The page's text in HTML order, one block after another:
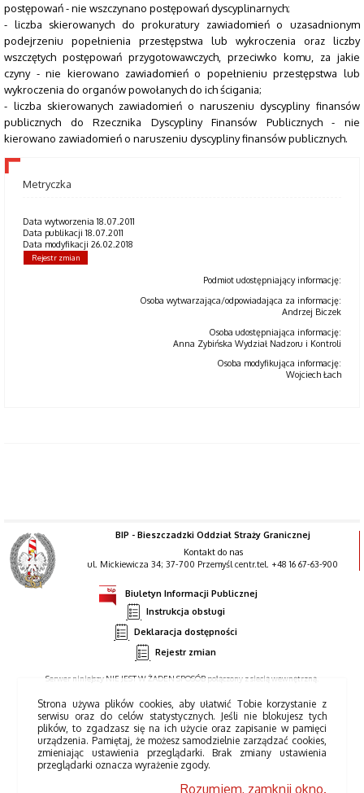
postępowań - nie wszczynano postępowań dyscyplinarnych;
- liczba skierowanych do prokuratury zawiadomień o uzasadnionym
podejrzeniu popełnienia przestępstwa lub wykroczenia oraz liczby
wszczętych postępowań przygotowawczych, przeciwko komu, za jakie
czyny - nie kierowano zawiadomień o popełnieniu przestępstwa lub
wykroczenia do organów powołanych do ich ścigania;
- liczba skierowanych zawiadomień o naruszeniu dyscypliny finansów
publicznych do Rzecznika Dyscypliny Finansów Publicznych - nie
kierowano zawiadomień o naruszeniu dyscypliny finansów publicznych.
Metryczka
Data wytworzenia 18.07.2011
Data publikacji 18.07.2011
Data modyfikacji 26.02.2018
Rejestr zmian
Podmiot udostępniający informację:
Osoba wytwarzająca/odpowiadająca za informację:
Andrzej Biczek
Osoba udostępniająca informację:
Anna Zybińska Wydział Nadzoru i Kontroli
Osoba modyfikująca informację:
Wojciech Łach
BIP - Bieszczadzki Oddział Straży Granicznej
Kontakt do nas
ul. Mickiewicza 34; 37-700 Przemyśl centr.tel. +48 16 67-63-900
Biuletyn Informacji Publicznej
Instrukcja obsługi
Deklaracja dostępności
Rejestr zmian
Serwer niniejszy NIE JEST W ŻADEN SPOSÓB połączony z siecią wewnętrzną.
Strona używa plików cookies, aby ułatwić Tobie korzystanie z
serwisu oraz do celów statystycznych. Jeśli nie blokujesz tych
plików, to zgadzasz się na ich użycie oraz zapisanie w pamięci
urządzenia. Pamiętaj, że możesz samodzielnie zarządzać cookies,
zmieniając ustawienia przeglądarki. Brak zmiany ustawienia
przeglądarki oznacza wyrażenie zgody.
Rozumiem, zamknij okno.